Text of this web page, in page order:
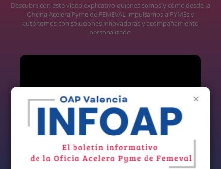
Descubre con este vídeo explicativo quiénes somos y cómo desde la
Oficina Acelera Pyme de FEMEVAL impulsamos a PYMEs y
autónomos con soluciones innovadoras y acompañamiento
personalizado.
×